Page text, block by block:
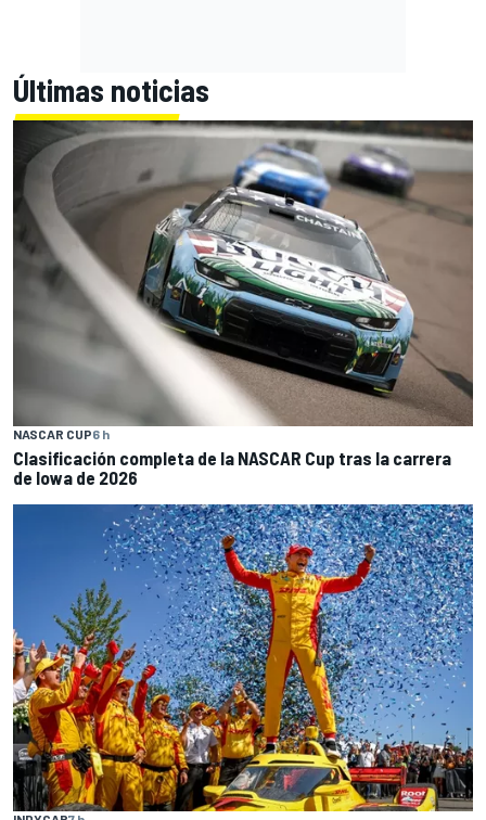
Últimas noticias
NASCAR CUP6 h
Clasificación completa de la NASCAR Cup tras la carrera
de Iowa de 2026